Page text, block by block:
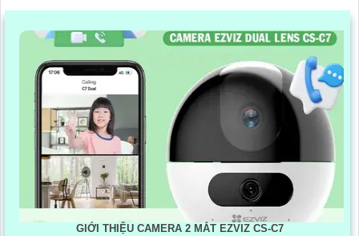
GIỚI THIỆU CAMERA 2 MẮT EZVIZ CS-C7